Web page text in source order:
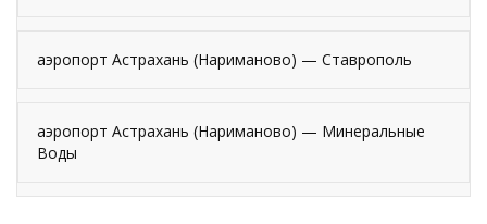
аэропорт Астрахань (Нариманово) — Ставрополь
аэропорт Астрахань (Нариманово) — Минеральные
Воды